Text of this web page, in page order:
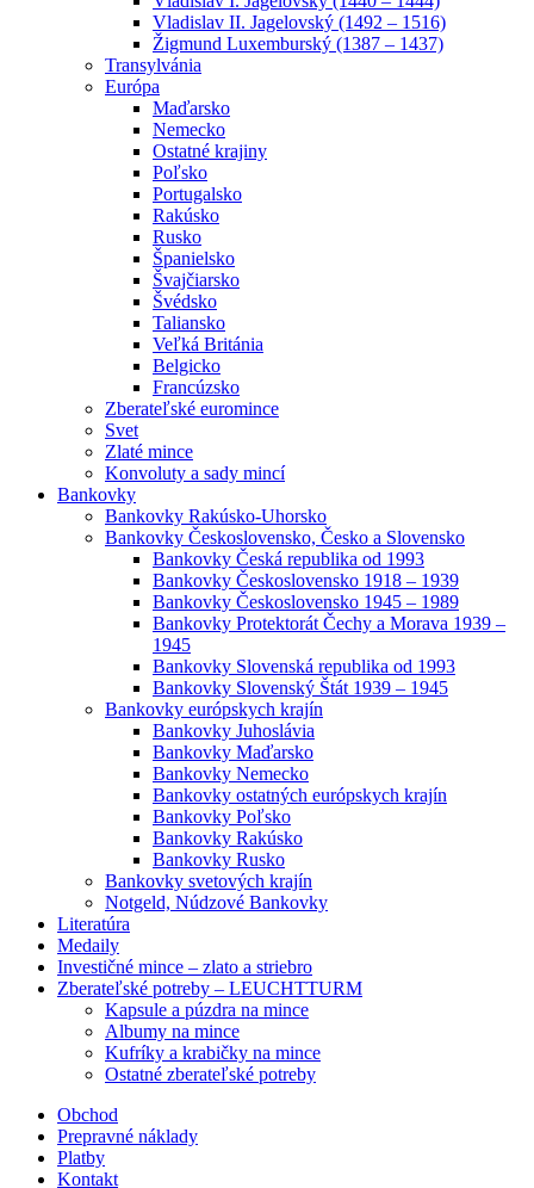
Vladislav II. Jagelovský (1492 – 1516)
Žigmund Luxemburský (1387 – 1437)
Transylvánia
Európa
Maďarsko
Nemecko
Ostatné krajiny
Poľsko
Portugalsko
Rakúsko
Rusko
Španielsko
Švajčiarsko
Švédsko
Taliansko
Veľká Británia
Belgicko
Francúzsko
Zberateľské euromince
Svet
Zlaté mince
Konvoluty a sady mincí
Bankovky
Bankovky Rakúsko-Uhorsko
Bankovky Československo, Česko a Slovensko
Bankovky Česká republika od 1993
Bankovky Československo 1918 – 1939
Bankovky Československo 1945 – 1989
Bankovky Protektorát Čechy a Morava 1939 –
1945
Bankovky Slovenská republika od 1993
Bankovky Slovenský Štát 1939 – 1945
Bankovky európskych krajín
Bankovky Juhoslávia
Bankovky Maďarsko
Bankovky Nemecko
Bankovky ostatných európskych krajín
Bankovky Poľsko
Bankovky Rakúsko
Bankovky Rusko
Bankovky svetových krajín
Notgeld, Núdzové Bankovky
Literatúra
Medaily
Investičné mince – zlato a striebro
Zberateľské potreby – LEUCHTTURM
Kapsule a púzdra na mince
Albumy na mince
Kufríky a krabičky na mince
Ostatné zberateľské potreby
Obchod
Prepravné náklady
Platby
Kontakt